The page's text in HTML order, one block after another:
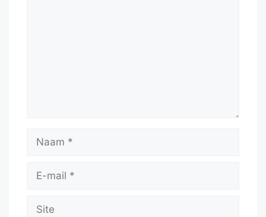
Naam
Site